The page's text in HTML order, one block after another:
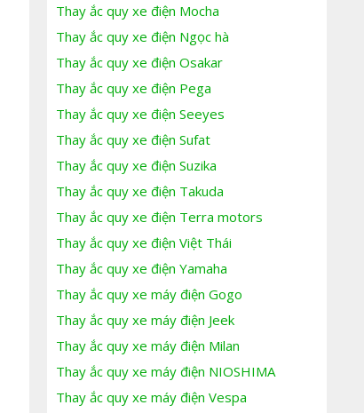
Thay ắc quy xe điện Mocha
Thay ắc quy xe điện Ngọc hà
Thay ắc quy xe điện Osakar
Thay ắc quy xe điện Pega
Thay ắc quy xe điện Seeyes
Thay ắc quy xe điện Sufat
Thay ắc quy xe điện Suzika
Thay ắc quy xe điện Takuda
Thay ắc quy xe điện Terra motors
Thay ắc quy xe điện Việt Thái
Thay ắc quy xe điện Yamaha
Thay ắc quy xe máy điện Gogo
Thay ắc quy xe máy điện Jeek
Thay ắc quy xe máy điện Milan
Thay ắc quy xe máy điện NIOSHIMA
Thay ắc quy xe máy điện Vespa